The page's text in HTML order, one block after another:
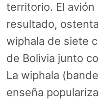
territorio. El
resultado,
wiphala de siete
de Bolivia junto
La wiphala
enseña